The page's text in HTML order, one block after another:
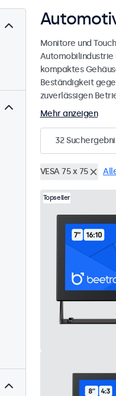
Monitore und
Automobilindustrie
kompaktes
Beständigkeit
zuverlässigen
Mehr anzeigen
32
VESA 75 x 75
Topseller